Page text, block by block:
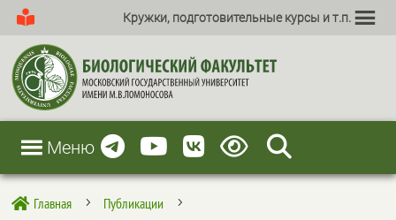
Кружки, подготовительные курсы и т.п.
Меню
 Главная 5 Публикации 5